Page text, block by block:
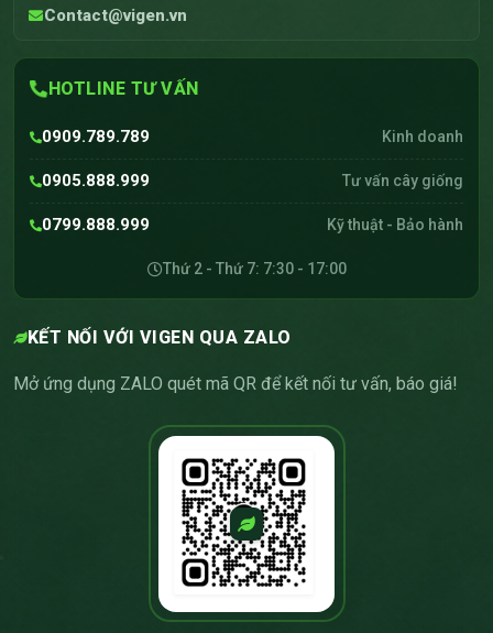
Contact@vigen.vn
HOTLINE TƯ VẤN
0909.789.789 Kinh doanh
0905.888.999 Tư vấn cây giống
0799.888.999 Kỹ thuật - Bảo hành
Thứ 2 - Thứ 7: 7:30 - 17:00
KẾT NỐI VỚI VIGEN QUA ZALO
Mở ứng dụng ZALO quét mã QR để kết nối tư vấn, báo giá!